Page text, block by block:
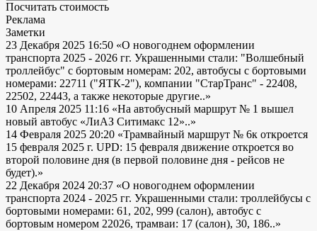
Посчитать стоимость
Реклама
Заметки
23 Декабря 2025 16:50 «О новогоднем оформлении
транспорта 2025 - 2026 гг. Украшенными стали: "Волшебный
троллейбус" с бортовым номерам: 202, автобусы с бортовыми
номерами: 22711 ("ЯТК-2"), компании "СтарТранс" - 22408,
22502, 22443, а также некоторые другие..»
10 Апреля 2025 11:16 «На автобусный маршрут № 1 вышел
новый автобус «ЛиАЗ Ситимакс 12»..»
14 Февраля 2025 20:20 «Трамвайный маршрут № 6к откроется
15 февраля 2025 г. UPD: 15 февраля движение откроется во
второй половине дня (в первой половине дня - рейсов не
будет).»
22 Декабря 2024 20:37 «О новогоднем оформлении
транспорта 2024 - 2025 гг. Украшенными стали: троллейбусы с
бортовыми номерами: 61, 202, 999 (салон), автобус с
бортовым номером 22026, трамваи: 17 (салон), 30, 186..»